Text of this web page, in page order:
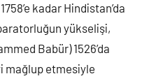
1758’e kadar Hindistan’da
yükselişi,
Babür) 1526’da
mağlup etmesiyle